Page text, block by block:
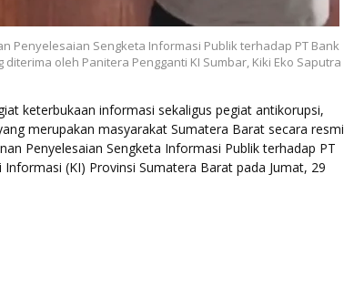
Penyelesaian Sengketa Informasi Publik terhadap PT Bank
oleh Panitera Pengganti KI Sumbar, Kiki Eko Saputra
keterbukaan informasi sekaligus pegiat antikorupsi,
merupakan masyarakat Sumatera Barat secara resmi
Penyelesaian Sengketa Informasi Publik terhadap PT
(KI) Provinsi Sumatera Barat pada Jumat, 29